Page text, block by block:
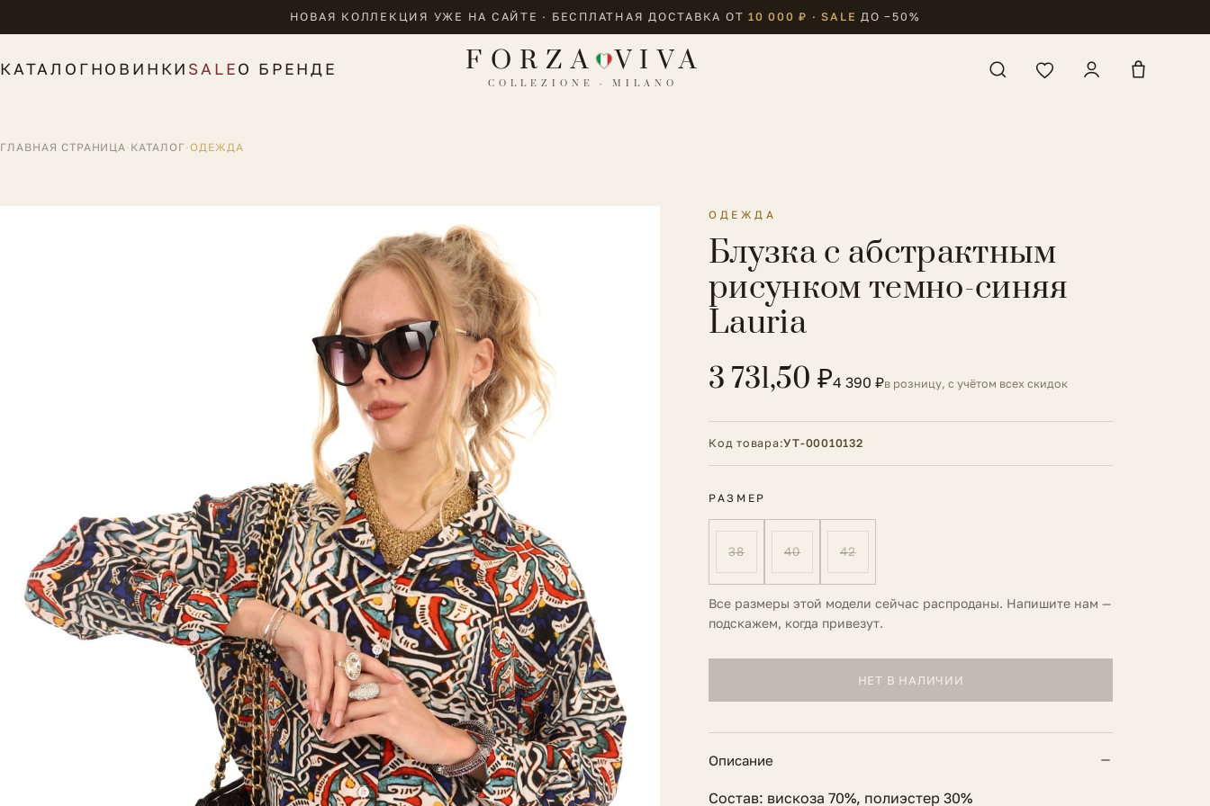
НОВАЯ КОЛЛЕКЦИЯ УЖЕ НА САЙТЕ · БЕСПЛАТНАЯ ДОСТАВКА ОТ10 000 ₽ · SALE ДО −50%
КАТАЛОГНОВИНКИ SALEО БРЕНДЕ FORZA VIVA
COLLEZIONE · MILANO
ГЛАВНАЯ СТРАНИЦА· КАТАЛОГ·ОДЕЖДА
ОДЕЖДА
Блузка с абстрактным
рисунком темно-синяя
Lauria
3 731,50 ₽4 390 ₽в розницу, с учётом всех скидок
Код товара:УТ-00010132
РАЗМЕР
38 40 42
Все размеры этой модели сейчас распроданы. Напишите нам —
подскажем, когда привезут.
НЕТ В НАЛИЧИИ
Описание
Состав: вискоза 70%, полиэстер 30%